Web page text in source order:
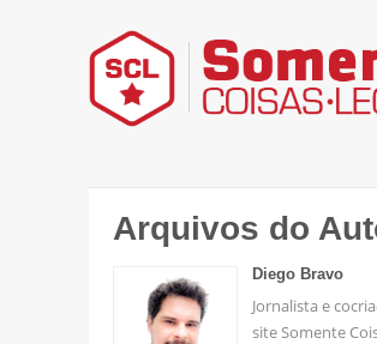
Arquivos do
Diego Bravo
Jornalista e
site Somente